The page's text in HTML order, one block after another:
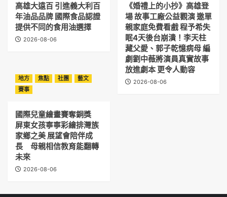
高雄大遠百 引進義大利百
年油品品牌 國際食品認證
提供不同的食用油選擇
2026-08-06
《婚禮上的小抄》高雄登
場 故事工廠公益觀演 邀單
親家庭免費看戲 程予希失
眠4天後台崩潰！李天柱
藏父愛、郭子乾憶病母 編
劇劉中薇將演員真實故事
放進劇本 更令人動容
2026-08-06
地方 焦點 社團
藝文
賽事
國際兒童繪畫賽奪銅獎
屏東女孩寧寧彩繪排灣族
家鄉之美 展望會陪伴成
長 母親相信教育能翻轉
未來
2026-08-06